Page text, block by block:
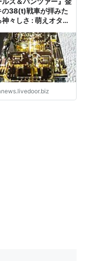
の38(t)戦車が拝みた
神々しさ : 萌えオタニ